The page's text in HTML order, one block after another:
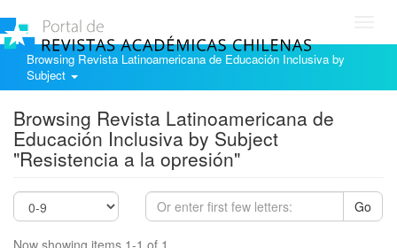
Browsing Revista Latinoamericana de Educación Inclusiva by
Subject
Browsing Revista Latinoamericana de
Educación Inclusiva by Subject
"Resistencia a la opresión"
Go
Now showing items 1-1 of 1